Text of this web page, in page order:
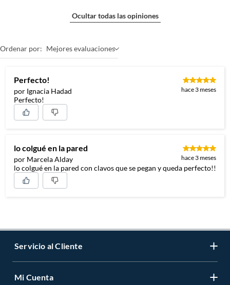
Ocultar todas las opiniones
Ordenar por: Mejores evaluaciones
Perfecto!
por Ignacia Hadad hace 3 meses
Perfecto!
lo colgué en la pared
por Marcela Alday hace 3 meses
lo colgué en la pared con clavos que se pegan y queda perfecto!!
Servicio al Cliente
Contáctanos
Mi Cuenta